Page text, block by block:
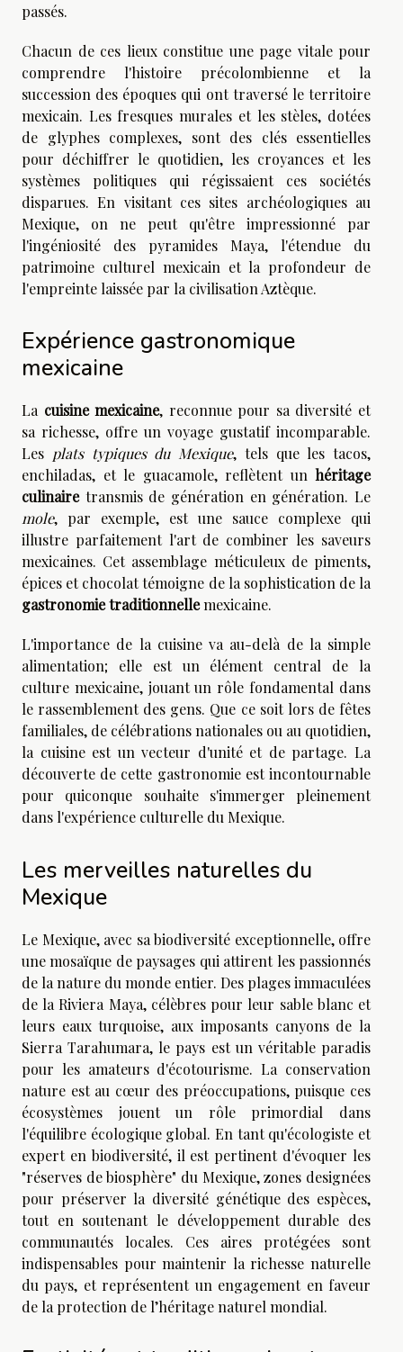
passés.
Chacun de ces lieux constitue une page vitale pour
comprendre l'histoire précolombienne et la
succession des époques qui ont traversé le territoire
mexicain. Les fresques murales et les stèles, dotées
de glyphes complexes, sont des clés essentielles
pour déchiffrer le quotidien, les croyances et les
systèmes politiques qui régissaient ces sociétés
disparues. En visitant ces sites archéologiques au
Mexique, on ne peut qu'être impressionné par
l'ingéniosité des pyramides Maya, l'étendue du
patrimoine culturel mexicain et la profondeur de
l'empreinte laissée par la civilisation Aztèque.
Expérience gastronomique
mexicaine
La cuisine mexicaine, reconnue pour sa diversité et
sa richesse, offre un voyage gustatif incomparable.
Les plats typiques du Mexique, tels que les tacos,
enchiladas, et le guacamole, reflètent un héritage
culinairetransmis de génération en génération. Le
mole, par exemple, est une sauce complexe qui
illustre parfaitement l'art de combiner les saveurs
mexicaines. Cet assemblage méticuleux de piments,
épices et chocolat témoigne de la sophistication de la
gastronomie traditionnellemexicaine.
L'importance de la cuisine va au-delà de la simple
alimentation; elle est un élément central de la
culture mexicaine, jouant un rôle fondamental dans
le rassemblement des gens. Que ce soit lors de fêtes
familiales, de célébrations nationales ou au quotidien,
la cuisine est un vecteur d'unité et de partage. La
découverte de cette gastronomie est incontournable
pour quiconque souhaite s'immerger pleinement
dans l'expérience culturelle du Mexique.
Les merveilles naturelles du
Mexique
Le Mexique, avec sa biodiversité exceptionnelle, offre
une mosaïque de paysages qui attirent les passionnés
de la nature du monde entier. Des plages immaculées
de la Riviera Maya, célèbres pour leur sable blanc et
leurs eaux turquoise, aux imposants canyons de la
Sierra Tarahumara, le pays est un véritable paradis
pour les amateurs d'écotourisme. La conservation
nature est au cœur des préoccupations, puisque ces
écosystèmes jouent un rôle primordial dans
l'équilibre écologique global. En tant qu'écologiste et
expert en biodiversité, il est pertinent d'évoquer les
"réserves de biosphère" du Mexique, zones designées
pour préserver la diversité génétique des espèces,
tout en soutenant le développement durable des
communautés locales. Ces aires protégées sont
indispensables pour maintenir la richesse naturelle
du pays, et représentent un engagement en faveur
de la protection de l’héritage naturel mondial.